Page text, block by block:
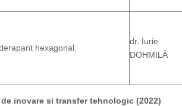
hexagonal
dr. Iurie
DOHMILĂ
inovare si transfer tehnologic (2022)